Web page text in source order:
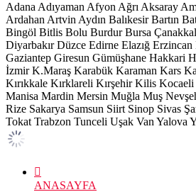
Adana Adıyaman Afyon Ağrı Aksaray
Ardahan Artvin Aydın Balıkesir Bartın
Bingöl Bitlis Bolu Burdur Bursa
Diyarbakır Düzce Edirne Elazığ Erzincan
Gaziantep Giresun Gümüşhane Hakkari
İzmir K.Maraş Karabük Karaman Kars
Kırıkkale Kırklareli Kırşehir Kilis Kocaeli
Manisa Mardin Mersin Muğla Muş
Rize Sakarya Samsun Siirt Sinop Sivas
Tokat Trabzon Tunceli Uşak Van Yalova
ANASAYFA